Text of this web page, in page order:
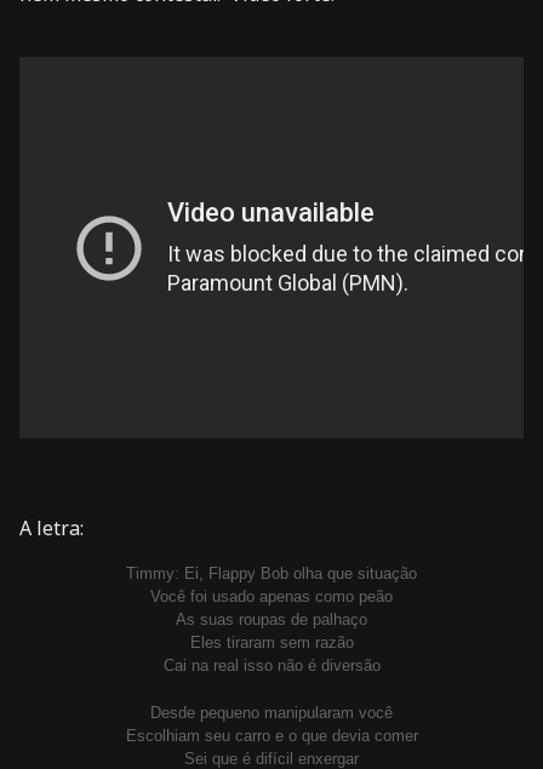
A letra:
Timmy: Ei, Flappy Bob olha que situação
Você foi usado apenas como peão
As suas roupas de palhaço
Eles tiraram sem razão
Cai na real isso não é diversão
Desde pequeno manipularam você
Escolhiam seu carro e o que devia comer
Sei que é difícil enxergar